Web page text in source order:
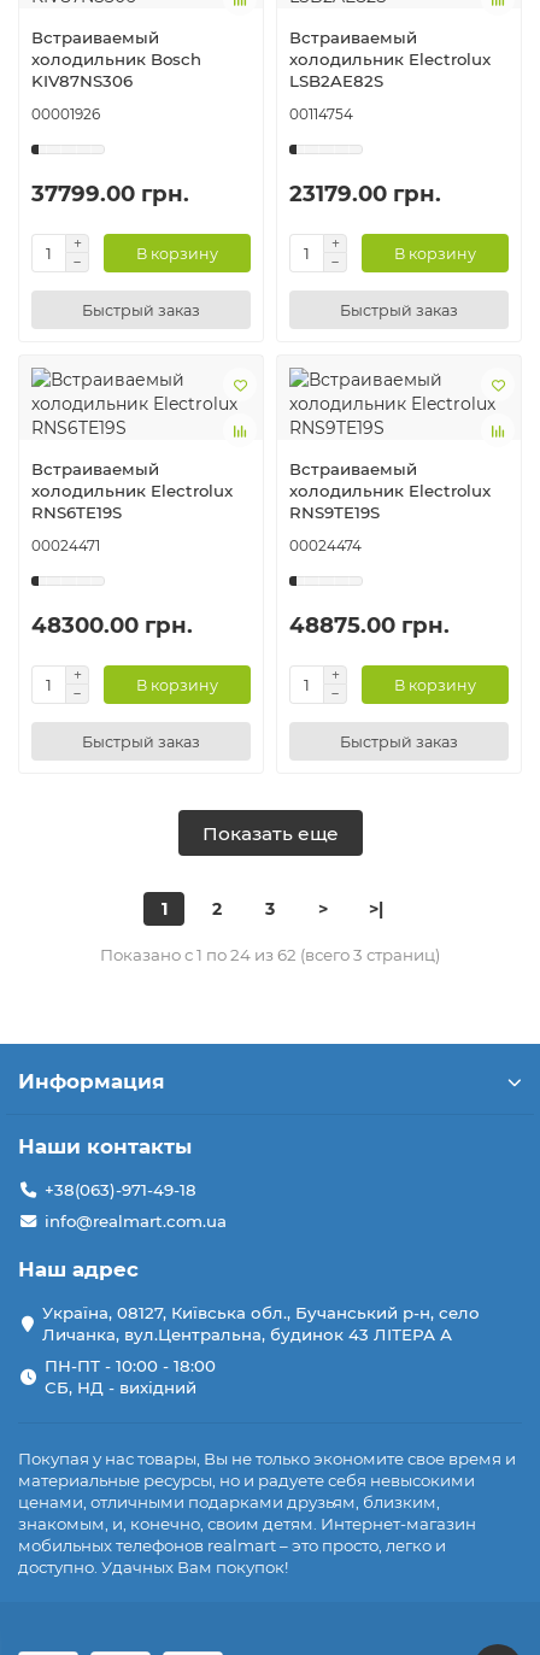
Встраиваемый
холодильник Bosch
KIV87NS306
00001926
37799.00 грн.
В корзину
Быстрый заказ
Встраиваемый
холодильник Electrolux
LSB2AE82S
00114754
23179.00 грн.
В корзину
Быстрый заказ
Встраиваемый
холодильник Electrolux
RNS6TE19S
00024471
48300.00 грн.
В корзину
Быстрый заказ
Встраиваемый
холодильник Electrolux
RNS9TE19S
00024474
48875.00 грн.
В корзину
Быстрый заказ
Показать еще
1 2 3 > >|
Показано с 1 по 24 из 62 (всего 3 страниц)
Информация
Наши контакты
+38(063)-971-49-18
info@realmart.com.ua
Наш адрес
Україна, 08127, Київська обл., Бучанський р-н, село
Личанка, вул.Центральна, будинок 43 ЛІТЕРА А
ПН-ПТ - 10:00 - 18:00
СБ, НД - вихідний
Покупая у нас товары, Вы не только экономите свое время и
материальные ресурсы, но и радуете себя невысокими
ценами, отличными подарками друзьям, близким,
знакомым, и, конечно, своим детям. Интернет-магазин
мобильных телефонов realmart – это просто, легко и
доступно. Удачных Вам покупок!